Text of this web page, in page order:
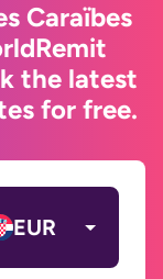
Caraïbes
the latest
for free.
EUR